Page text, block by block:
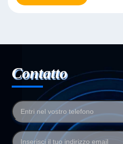
Contatto